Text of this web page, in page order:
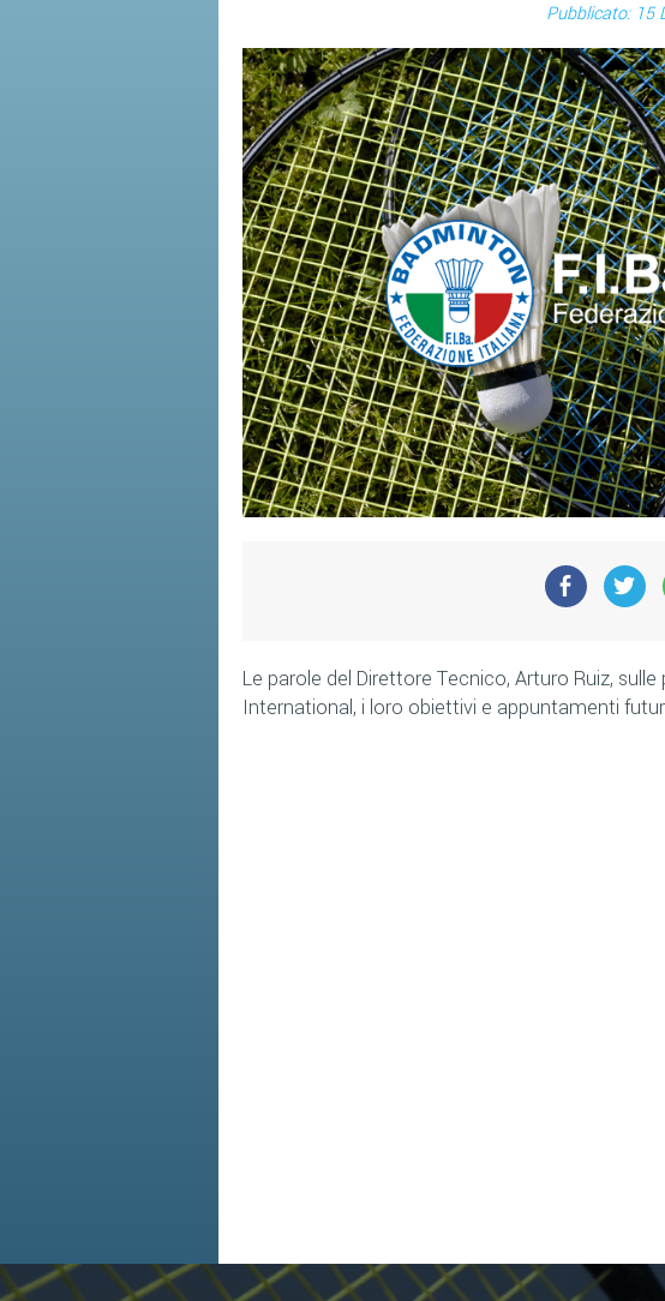
Pubblicato: 15
Le parole del Direttore Tecnico, Arturo Ruiz,
International, i loro obiettivi e appuntamenti